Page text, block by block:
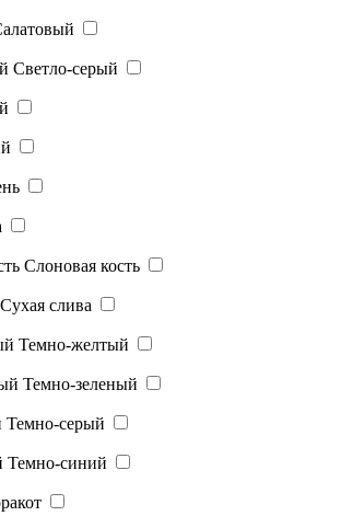
Светло-серый
Слоновая кость
Сухая слива
Темно-желтый
Темно-зеленый
Темно-серый
Темно-синий